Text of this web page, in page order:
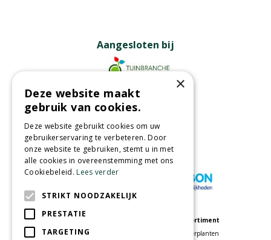
Aangesloten bij
Partners
Wij accepteren
Tuincentrum
Assortiment
Kamerplanten
×
Deze website maakt
gebruik van cookies.
Deze website gebruikt cookies om uw
gebruikerservaring te verbeteren. Door
onze website te gebruiken, stemt u in met
alle cookies in overeenstemming met ons
Cookiebeleid.Lees verder
STRIKT NOODZAKELIJK
PRESTATIE
TARGETING